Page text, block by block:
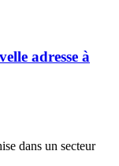
adresse à
dans un secteur